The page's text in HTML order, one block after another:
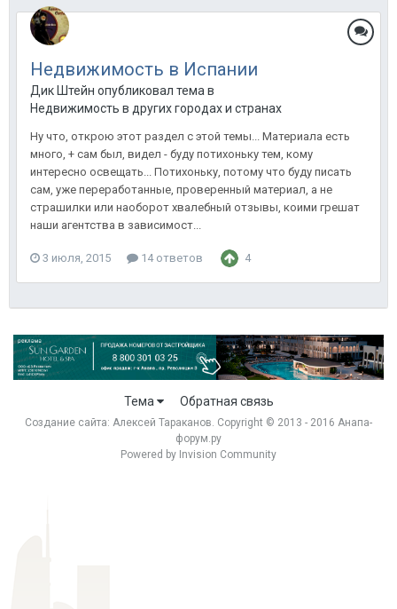
Недвижимость в Испании
Дик Штейн опубликовал тема в
Недвижимость в других городах и странах
Ну что, открою этот раздел с этой темы... Материала есть
много, + сам был, видел - буду потихоньку тем, кому
интересно освещать... Потихоньку, потому что буду писать
сам, уже переработанные, проверенный материал, а не
страшилки или наоборот хвалебный отзывы, коими грешат
наши агентства в зависимост...
3 июля, 2015 14 ответов 4
Тема Обратная связь
Создание сайта: Алексей Тараканов. Copyright © 2013 - 2016 Анапа-
форум.ру
Powered by Invision Community